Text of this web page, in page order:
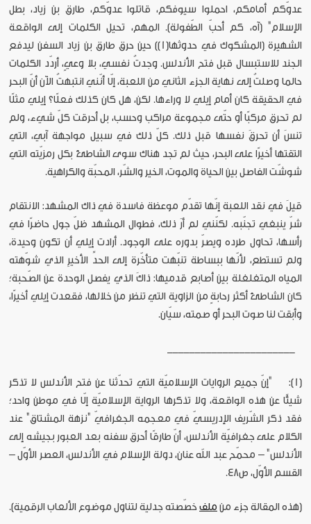
عدوّكم أمامكم، احملوا سيوفكم، قاتلوا عدوّكم، طارق بن زياد، بطل
الإسلام" (آه، كم أحبّ الطّفولة). المهم، تحيل الكلمات إلى الواقعة
الشهيرة (المشكوك في حدوثها[1]) حين حرق طارق بن زياد السفن ليدفع
الجند للاستبسال قبل فتح الأندلس. وجدتُ نفسي، بلا وعيٍ، أردّد الكلمات
حالما وصلتُ إلى نهاية الجزء الثاني من اللعبة، إلّا أنّني انتبهتُ الآن أنّ البحر
في الحقيقة كان أمام إيلي لا وراءها. لكن، هل كان كذلك فعلًا؟ إيلي مثلًا
لم تحرق مركبًا أو حتّى مجموعة مراكب وحسب، بل أحرقت كلّ شيء، ولم
تنسَ أن تحرقَ نفسها قبل ذلك. كلّ ذلك في سبيل مواجهة آبي، التي
التقتها أخيرًا على البحر، حيث لم تجد هناك سوى الشاطئ بكل رمزيّته التي
شوشّت الفاصل بين الحياة والموت، الخير والشّر، المحبّة والكراهية.
قيلَ في نقد اللعبة إنّها تقدّم موعظة فاسدة في ذاك المشهد: الانتقام
شرّ ينبغي تجنّبه. لكنّني لم أرَ ذلك، فطوال المشهد ظلّ جول حاضرًا في
رأسها، تحاول طرده ويصرّ بدوره على الوجود. أرادت إيلي أن تكون وحيدة،
ولم تستطع، لأنّها ببساطة تنبّهت متأخّرة إلى الحدِّ الأخيرِ الذي شوّهته
المياه المتغلغلة بين أصابع قدميها: ذاكَ الذي يفصل الوحدة عن الصّحبة؛
كان الشاطئ أكثر رحابةٍ من الزاوية التي تنظر من خلالها، فقعدت إيلي أخيرًا،
وأبقت لنا صوت البحر أو صمته، سيّان.
[1]:
"إنّ جميع الروايات الإسلاميّة التي تحدّثنا عن فتح الأندلس لا تذكر
شيئًا عن هذه الواقعة، ولا تذكرها الرواية الإسلاميّة إلّا في موطن واحد؛
فقد ذكر الشّريف الإدريسيّ في معجمه الجغرافيّ "نزهة المشتاق" عند
الكلام على جغرافيّة الأندلس، أنّ طارقًا أحرق سفنه بعد العبور بجيشه إلى
الأندلس" – محمّح عبد الله عنان، دولة الإسلام في الأندلس، العصر الأوّل –
القسم الأوّل، ص48.
[هذه المقالة جزء من ملف خصّصته جدلية لتناول موضوع الألعاب الرقمية].